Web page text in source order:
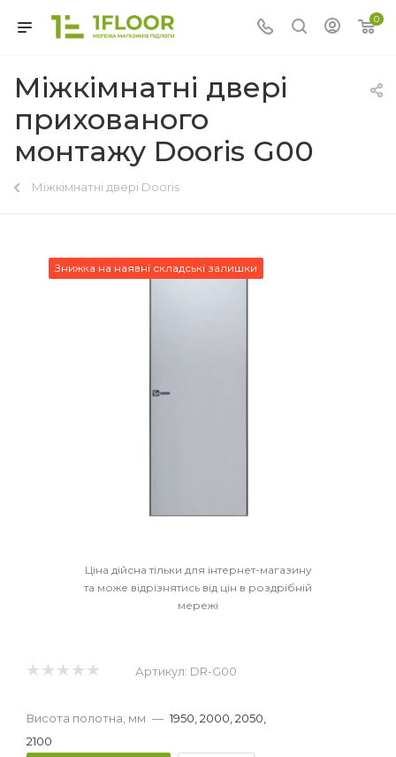
0
Міжкімнатні двері
прихованого
монтажу Dooris G00
Міжкімнатні двері Dooris
Знижка на наявні складські залишки
Ціна дійсна тільки для інтернет-магазину
та може відрізнятись від цін в роздрібній
мережі
Артикул: DR-G00
Висота полотна, мм — 1950, 2000, 2050,
2100